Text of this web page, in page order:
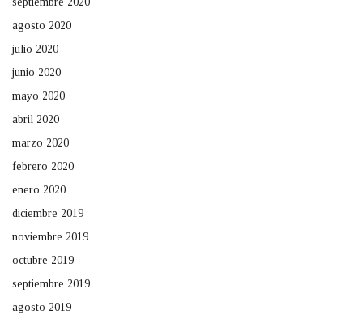
agosto 2020
julio 2020
junio 2020
mayo 2020
abril 2020
marzo 2020
febrero 2020
enero 2020
diciembre 2019
noviembre 2019
octubre 2019
septiembre 2019
agosto 2019